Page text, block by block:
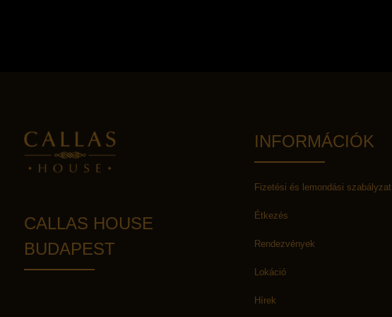
CALLAS HOUSE
BUDAPEST
INFORMÁCIÓK
Fizetési és lemondási szabályzat
Étkezés
Rendezvények
Lokáció
Hírek